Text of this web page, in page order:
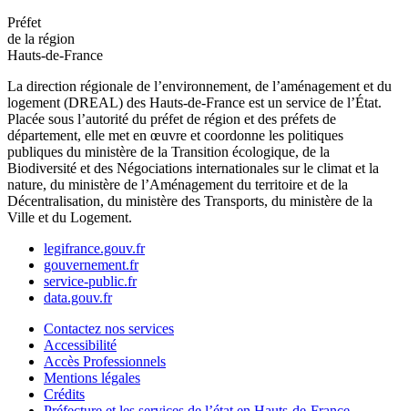
Préfet
de la région
Hauts-de-France
La direction régionale de l’environnement, de l’aménagement et du
logement (DREAL) des Hauts-de-France est un service de l’État.
Placée sous l’autorité du préfet de région et des préfets de
département, elle met en œuvre et coordonne les politiques
publiques du ministère de la Transition écologique, de la
Biodiversité et des Négociations internationales sur le climat et la
nature, du ministère de l’Aménagement du territoire et de la
Décentralisation, du ministère des Transports, du ministère de la
Ville et du Logement.
legifrance.gouv.fr
gouvernement.fr
service-public.fr
data.gouv.fr
Contactez nos services
Accessibilité
Accès Professionnels
Mentions légales
Crédits